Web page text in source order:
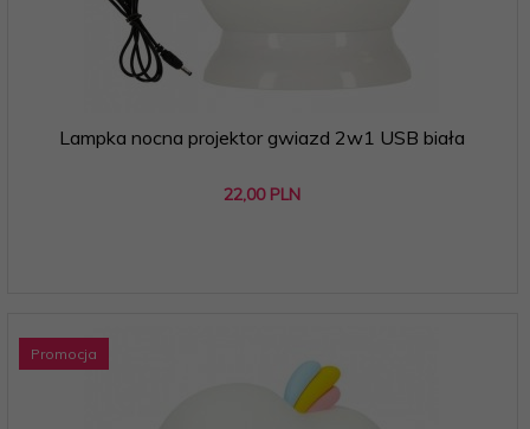
Lampka nocna projektor gwiazd 2w1 USB biała
22,00 PLN
Promocja